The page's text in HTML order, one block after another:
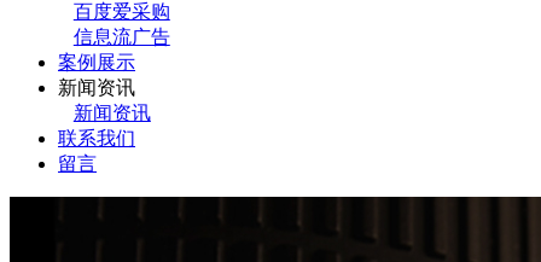
百度爱采购
信息流广告
案例展示
新闻资讯
新闻资讯
联系我们
留言